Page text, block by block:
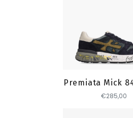
Premiata Mick
€285,00